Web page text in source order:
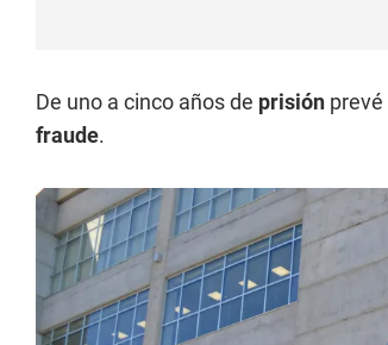
De uno a cinco años de prisión
fraude.